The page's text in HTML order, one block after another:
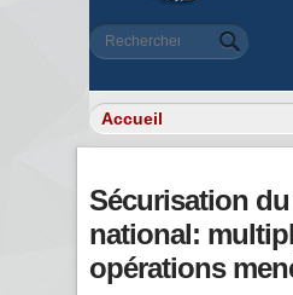
Formulaire de
Rechercher
Sécurisation
national:
opérations